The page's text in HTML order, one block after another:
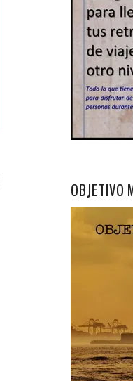
OBJETIVO